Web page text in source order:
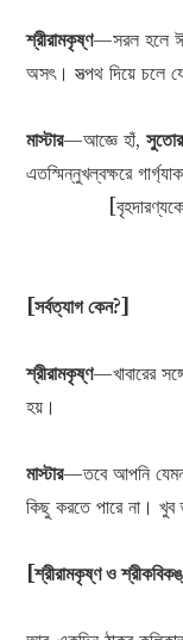
শ্রীরামকৃষ্ণ—সরল হলে
অসৎ। সত্পথ দিয়ে চলে
মাস্টার—আজ্ঞে হাঁ,সুতোর
এতস্মিন্নুখল্বক্ষরে
[সর্বত্যাগ কেন?]
শ্রীরামকৃষ্ণ—খাবারের
হয়।
মাস্টার—তবে আপনি যেমন
কিছু করতে পারে না। খুব
[শ্রীরামকৃষ্ণ ও